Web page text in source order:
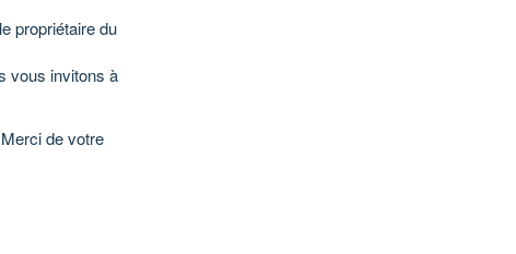
propriétaire du
vous invitons à
de votre